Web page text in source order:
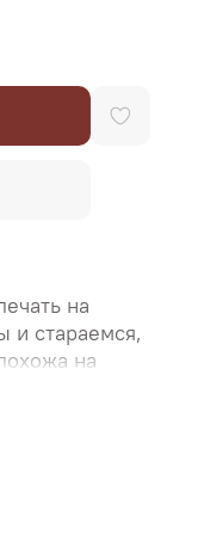
на
и стараемся,
на
можно